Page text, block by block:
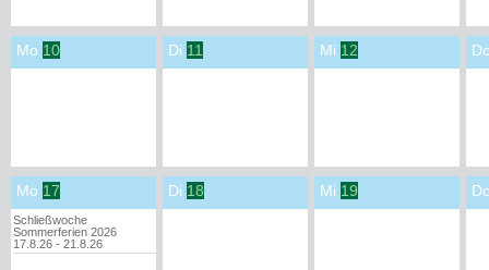
Mo 10 Di 11 Mi 12
Mo 17
Schließwoche
Sommerferien 2026
17.8.26 - 21.8.26
Di 18 Mi 19